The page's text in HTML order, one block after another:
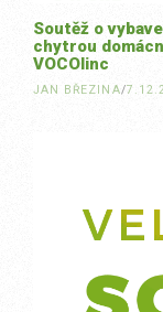
Soutěž o
chytrou
VOCOlinc
JAN BŘEZINA/